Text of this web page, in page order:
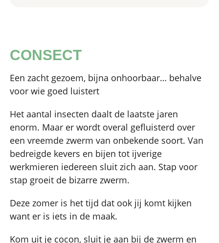
CONSECT
Een zacht gezoem, bijna onhoorbaar… behalve
voor wie goed luistert
Het aantal insecten daalt de laatste jaren
enorm. Maar er wordt overal gefluisterd over
een vreemde zwerm van onbekende soort. Van
bedreigde kevers en bijen tot ijverige
werkmieren iedereen sluit zich aan. Stap voor
stap groeit de bizarre zwerm.
Deze zomer is het tijd dat ook jij komt kijken
want er is iets in de maak.
Kom uit je cocon, sluit je aan bij de zwerm en